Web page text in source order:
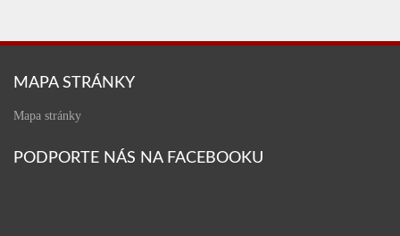
MAPA STRÁNKY
Mapa stránky
PODPORTE NÁS NA FACEBOOKU